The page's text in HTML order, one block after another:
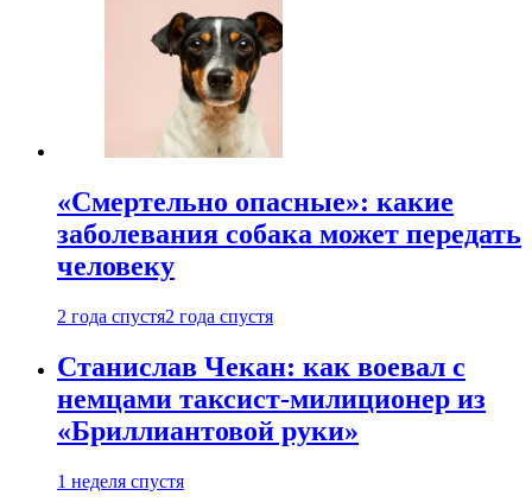
«Смертельно опасные»: какие
заболевания собака может передать
человеку
2 года спустя2 года спустя
Станислав Чекан: как воевал с
немцами таксист-милиционер из
«Бриллиантовой руки»
1 неделя спустя